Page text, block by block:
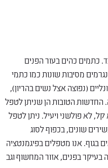
כתמים כהים בעור הפנים
מסיבות שונות כמו כתמי
(נפוצה אצל נשים בהריון),
החדשות הטובות הן שניתן לטפל
לא פולשני ויעיל. ניתן לטפל
שונים, בכפוף לסוג
בגוף. אנו מטפלים בפיגמנטציה
בעיקר בפנים, אזור המחשוף וגב